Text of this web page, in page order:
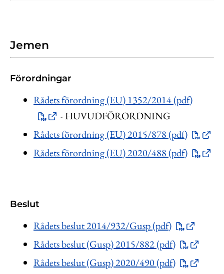
Jemen
Förordningar
Rådets förordning (EU) 1352/2014 (pdf)
- HUVUDFÖRORDNING
Rådets förordning (EU) 2015/878 (pdf)
Rådets förordning (EU) 2020/488 (pdf)
Beslut
Rådets beslut 2014/932/Gusp (pdf)
Rådets beslut (Gusp) 2015/882 (pdf)
Rådets beslut (Gusp) 2020/490 (pdf)